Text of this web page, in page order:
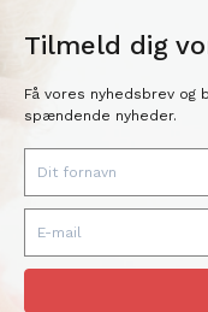
Tilmeld dig
Få vores nyhedsbrev
spændende nyheder.